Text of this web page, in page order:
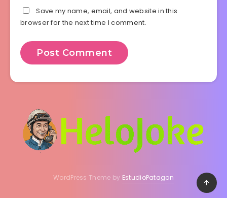
Save my name, email, and website in this
browser for the next time I comment.
WordPress Theme by EstudioPatagon